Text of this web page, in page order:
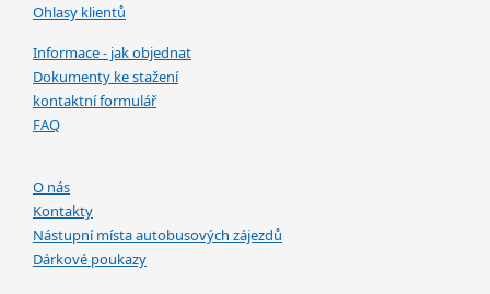
Ohlasy klientů
Informace - jak objednat
Dokumenty ke stažení
kontaktní formulář
FAQ
O nás
Kontakty
Nástupní místa autobusových zájezdů
Dárkové poukazy